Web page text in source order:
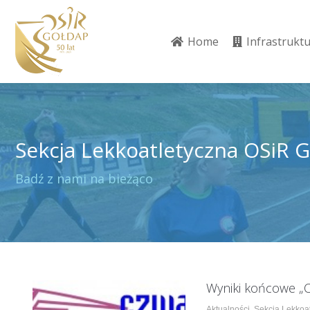
Home
Sekcja Lekkoatletyczna OSiR
Badź z nami na bieżąco
Jesteś tutaj:
Wyniki końcowe
Home